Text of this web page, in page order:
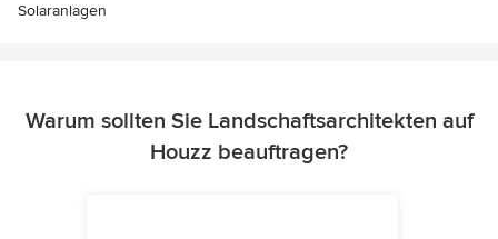
Solaranlagen
Warum sollten Sie Landschaftsarchitekten auf
Houzz beauftragen?